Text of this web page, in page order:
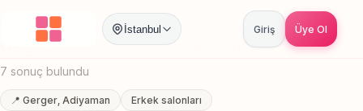
İstanbul Giriş Üye Ol
Anasayfa / Adiyaman / / Gece Acik Berber
Gerger, Adiyaman Gece Acik Berber
7 sonuç bulundu
📍 Gerger, Adiyaman
Erkek salonları